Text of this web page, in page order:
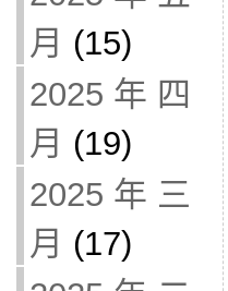
月 (15)
2025 年 四
月 (19)
2025 年 三
月 (17)